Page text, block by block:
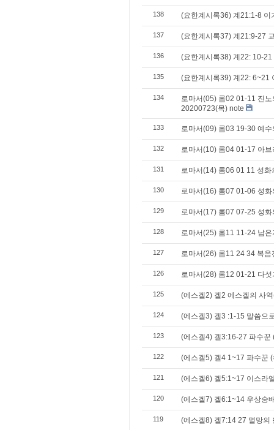
138 (요한계시록36) 계21:1-8 이
137 (요한계시록37) 계21:9-27
136 (요한계시록38) 계22: 10-
135 (요한계시록39) 계22: 6~21
134
로마서(05) 롬02 01-11 진
20200723(목) note
133 로마서(09) 롬03 19-30 예
132 로마서(10) 롬04 01-17 아
131 로마서(14) 롬06 01 11 성
130 로마서(16) 롬07 01-06 성
129 로마서(17) 롬07 07-25 성
128 로마서(25) 롬11 11-24 남
127 로마서(26) 롬11 24 34 복
126 로마서(28) 롬12 01-21 다
125 (에스겔2) 겔2 에스겔의 사
124 (에스겔3) 겔3 :1-15 말씀으
123 (에스겔4) 겔3:16-27 파수꾼
122 (에스겔5) 겔4 1~17 파수꾼
121 (에스겔6) 겔5:1~17 이스라
120 (에스겔7) 겔6:1~14 우상숭
119 (에스겔8) 겔7:14 27 멸망의